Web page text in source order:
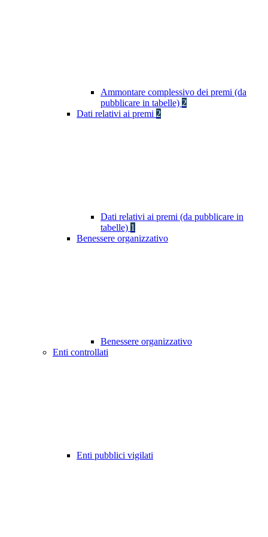
Ammontare complessivo dei premi (da
pubblicare in tabelle) 2
Dati relativi ai premi 2
Dati relativi ai premi (da pubblicare in
tabelle) 1
Benessere organizzativo
Benessere organizzativo
Enti controllati
Enti pubblici vigilati